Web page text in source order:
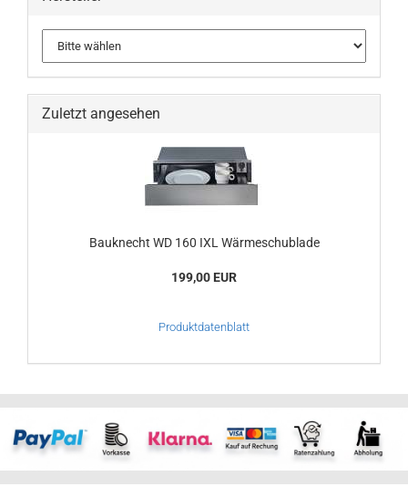
Zuletzt angesehen
Bauknecht WD 160 IXL Wärmeschublade
199,00 EUR
Produktdatenblatt